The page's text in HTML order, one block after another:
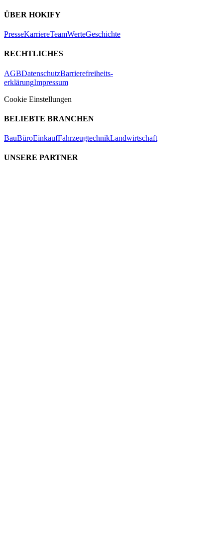
ÜBER HOKIFY
PresseKarriereTeamWerteGeschichte
RECHTLICHES
AGBDatenschutzBarrierefreiheits-
erklärungImpressum
Cookie Einstellungen
BELIEBTE BRANCHEN
BauBüroEinkaufFahrzeugtechnikLandwirtschaft
UNSERE PARTNER